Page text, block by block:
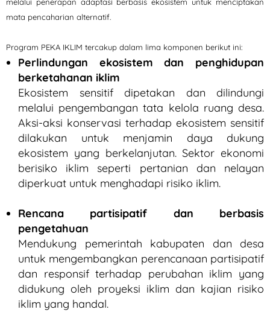
melalui penerapan adaptasi berbasis ekosistem untuk menciptakan
mata pencaharian alternatif.
Program PEKA IKLIM tercakup dalam lima komponen berikut ini:
Perlindungan ekosistem dan penghidupan
berketahanan iklim
Ekosistem sensitif dipetakan dan dilindungi
melalui pengembangan tata kelola ruang desa.
Aksi-aksi konservasi terhadap ekosistem sensitif
dilakukan untuk menjamin daya dukung
ekosistem yang berkelanjutan. Sektor ekonomi
berisiko iklim seperti pertanian dan nelayan
diperkuat untuk menghadapi risiko iklim.
Rencana partisipatif dan berbasis
pengetahuan
Mendukung pemerintah kabupaten dan desa
untuk mengembangkan perencanaan partisipatif
dan responsif terhadap perubahan iklim yang
didukung oleh proyeksi iklim dan kajian risiko
iklim yang handal.